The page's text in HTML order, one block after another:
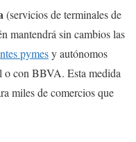
(servicios de terminales de
mantendrá sin cambios las
pymesy autónomos
o con BBVA. Esta medida
miles de comercios que